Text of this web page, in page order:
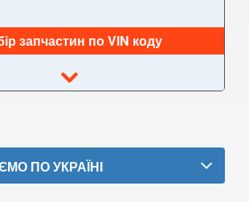
(JPP, UKP)
запчастин по VIN коду
ПО УКРАЇНІ